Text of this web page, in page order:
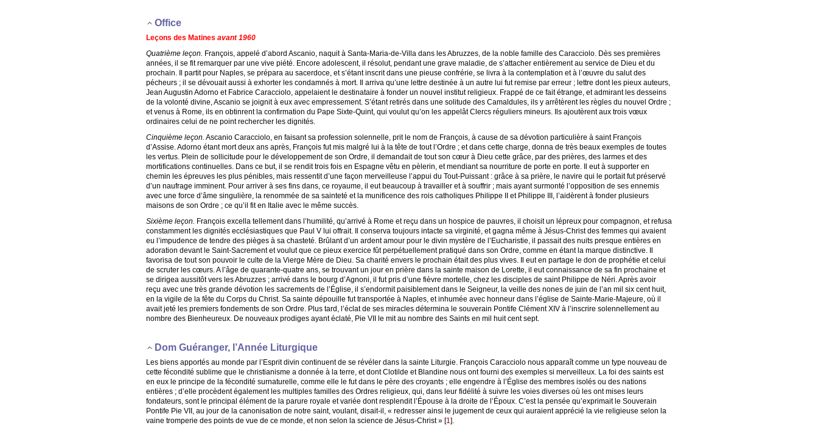
Office
Leçons des Matines avant 1960
Quatrième leçon. François, appelé d’abord Ascanio, naquit à Santa-Maria-de-Villa dans les Abruzzes, de la noble famille des Caracciolo. Dès ses premières
années, il se fit remarquer par une vive piété. Encore adolescent, il résolut, pendant une grave maladie, de s’attacher entièrement au service de Dieu et du
prochain. Il partit pour Naples, se prépara au sacerdoce, et s’étant inscrit dans une pieuse confrérie, se livra à la contemplation et à l’œuvre du salut des
pécheurs ; il se dévouait aussi à exhorter les condamnés à mort. Il arriva qu’une lettre destinée à un autre lui fut remise par erreur ; lettre dont les pieux auteurs,
Jean Augustin Adorno et Fabrice Caracciolo, appelaient le destinataire à fonder un nouvel institut religieux. Frappé de ce fait étrange, et admirant les desseins
de la volonté divine, Ascanio se joignit à eux avec empressement. S’étant retirés dans une solitude des Camaldules, ils y arrêtèrent les règles du nouvel Ordre ;
et venus à Rome, ils en obtinrent la confirmation du Pape Sixte-Quint, qui voulut qu’on les appelât Clercs réguliers mineurs. Ils ajoutèrent aux trois vœux
ordinaires celui de ne point rechercher les dignités.
Cinquième leçon. Ascanio Caracciolo, en faisant sa profession solennelle, prit le nom de François, à cause de sa dévotion particulière à saint François
d’Assise. Adorno étant mort deux ans après, François fut mis malgré lui à la tête de tout l’Ordre ; et dans cette charge, donna de très beaux exemples de toutes
les vertus. Plein de sollicitude pour le développement de son Ordre, il demandait de tout son cœur à Dieu cette grâce, par des prières, des larmes et des
mortifications continuelles. Dans ce but, il se rendit trois fois en Espagne vêtu en pèlerin, et mendiant sa nourriture de porte en porte. Il eut à supporter en
chemin les épreuves les plus pénibles, mais ressentit d’une façon merveilleuse l’appui du Tout-Puissant : grâce à sa prière, le navire qui le portait fut préservé
d’un naufrage imminent. Pour arriver à ses fins dans, ce royaume, il eut beaucoup à travailler et à souffrir ; mais ayant surmonté l’opposition de ses ennemis
avec une force d’âme singulière, la renommée de sa sainteté et la munificence des rois catholiques Philippe II et Philippe III, l’aidèrent à fonder plusieurs
maisons de son Ordre ; ce qu’il fit en Italie avec le même succès.
Sixième leçon. François excella tellement dans l’humilité, qu’arrivé à Rome et reçu dans un hospice de pauvres, il choisit un lépreux pour compagnon, et refusa
constamment les dignités ecclésiastiques que Paul V lui offrait. Il conserva toujours intacte sa virginité, et gagna même à Jésus-Christ des femmes qui avaient
eu l’impudence de tendre des pièges à sa chasteté. Brûlant d’un ardent amour pour le divin mystère de l’Eucharistie, il passait des nuits presque entières en
adoration devant le Saint-Sacrement et voulut que ce pieux exercice fût perpétuellement pratiqué dans son Ordre, comme en étant la marque distinctive. Il
favorisa de tout son pouvoir le culte de la Vierge Mère de Dieu. Sa charité envers le prochain était des plus vives. Il eut en partage le don de prophétie et celui
de scruter les cœurs. A l’âge de quarante-quatre ans, se trouvant un jour en prière dans la sainte maison de Lorette, il eut connaissance de sa fin prochaine et
se dirigea aussitôt vers les Abruzzes ; arrivé dans le bourg d’Agnoni, il fut pris d’une fièvre mortelle, chez les disciples de saint Philippe de Néri. Après avoir
reçu avec une très grande dévotion les sacrements de l’Église, il s’endormit paisiblement dans le Seigneur, la veille des nones de juin de l’an mil six cent huit,
en la vigile de la fête du Corps du Christ. Sa sainte dépouille fut transportée à Naples, et inhumée avec honneur dans l’église de Sainte-Marie-Majeure, où il
avait jeté les premiers fondements de son Ordre. Plus tard, l’éclat de ses miracles détermina le souverain Pontife Clément XIV à l’inscrire solennellement au
nombre des Bienheureux. De nouveaux prodiges ayant éclaté, Pie VII le mit au nombre des Saints en mil huit cent sept.
Dom Guéranger, l’Année Liturgique
Les biens apportés au monde par l’Esprit divin continuent de se révéler dans la sainte Liturgie. François Caracciolo nous apparaît comme un type nouveau de
cette fécondité sublime que le christianisme a donnée à la terre, et dont Clotilde et Blandine nous ont fourni des exemples si merveilleux. La foi des saints est
en eux le principe de la fécondité surnaturelle, comme elle le fut dans le père des croyants ; elle engendre à l’Église des membres isolés ou des nations
entières ; d’elle procèdent également les multiples familles des Ordres religieux, qui, dans leur fidélité à suivre les voies diverses où les ont mises leurs
fondateurs, sont le principal élément de la parure royale et variée dont resplendit l’Épouse à la droite de l’Époux. C’est la pensée qu’exprimait le Souverain
Pontife Pie VII, au jour de la canonisation de notre saint, voulant, disait-il, « redresser ainsi le jugement de ceux qui auraient apprécié la vie religieuse selon la
vaine tromperie des points de vue de ce monde, et non selon la science de Jésus-Christ » [1].